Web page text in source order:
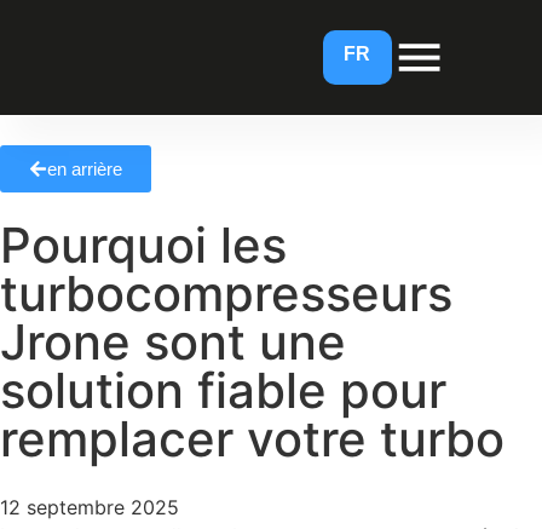
FR
IT
EN
en arrière
Pourquoi les
turbocompresseurs
Jrone sont une
solution fiable pour
remplacer votre turbo
12 septembre 2025